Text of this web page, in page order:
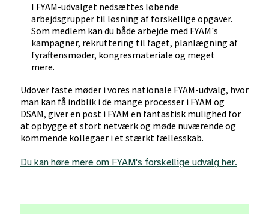
I FYAM-udvalget nedsættes løbende
arbejdsgrupper til løsning af forskellige opgaver.
Som medlem kan du både arbejde med FYAM's
kampagner, rekruttering til faget, planlægning af
fyraftensmøder, kongresmateriale og meget
mere.
Udover faste møder i vores nationale FYAM-udvalg, hvor
man kan få indblik i de mange processer i FYAM og
DSAM, giver en post i FYAM en fantastisk mulighed for
at opbygge et stort netværk og møde nuværende og
kommende kollegaer i et stærkt fællesskab.
Du kan høre mere om FYAM's forskellige udvalg her.